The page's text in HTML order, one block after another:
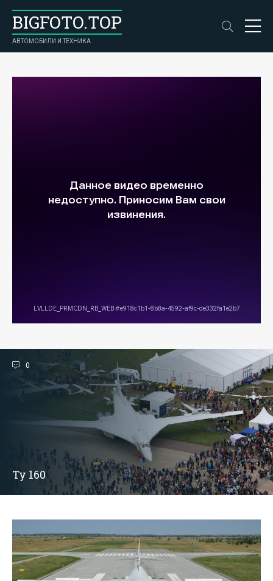
BIGFOTO.TOP
АВТОМОБИЛИ И ТЕХНИКА
0
Ту 160